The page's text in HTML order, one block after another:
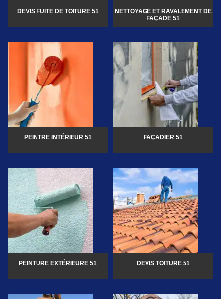
DEVIS FUITE DE TOITURE 51
NETTOYAGE ET RAVALEMENT DE
FAÇADE 51
PEINTRE INTÉRIEUR 51 FAÇADIER 51
PEINTURE EXTÉRIEURE 51 DEVIS TOITURE 51